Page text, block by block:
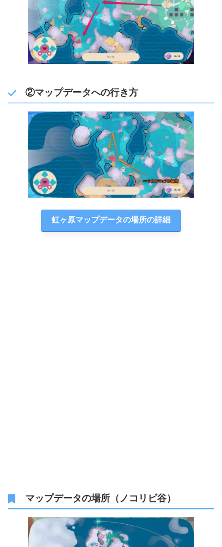
②マップデータへの行き方
虹ヶ原マップデータの場所の詳細
マップデータの場所（ノコリビ谷）